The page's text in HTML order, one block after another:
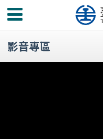
功
選
影音專區